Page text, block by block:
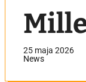
25 maja 2026
News